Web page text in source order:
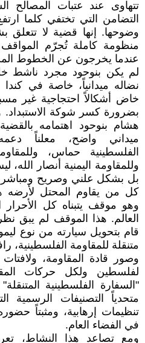
تتهاوى عند عتبات المصالح
التضامن التي تختفي كلما
وضوحها. إنها قضية لا
منظومة كاملة تُجرّم
عندما يخرجون عن الخطوط
لم يكن بنوحود مجرد ناشط
نضاله ميدانياً، خاصة في كندا
خاض أشكالاً احتجاجية غير
بضرورة كسر شوكة
هشام بنوحود اهتمامه
ميداني واضح، معلناً
الفلسطينية حماس،
وللمقاومة اليمنية أنصار
بل بشكل علني وصريح
كل من يقاوم المحتل لأرضه
وهو موقف يتبناه كل الأحرار
العالم. هذا الموقف لم يبق
قام بتحويل سيارته من نوع
متنقلة للمقاومة الفلسطينية،
وصور قادة المقاومة،
لفلسطين ولكل حركات
"السفارة الفلسطينية
متحدياً التصنيفات الرسمية
تنظيمات إرهابية، ومثبتاً
في الفضاء العام.
ومع تصاعد هذا النشاط،